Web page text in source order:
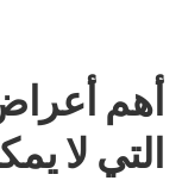
أهم
التي لا